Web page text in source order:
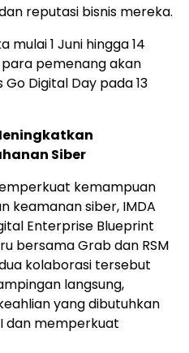
reputasi bisnis mereka.
1 Juni hingga 14
para pemenang akan
Digital Day pada 13
Siber
kemampuan
keamanan siber, IMDA
Enterprise Blueprint
bersama Grab dan RSM
kolaborasi tersebut
langsung,
yang dibutuhkan
dan memperkuat